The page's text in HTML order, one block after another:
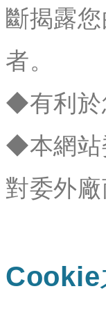
斷揭露
者。
◆有利於
◆本網站
對委外
Cookie